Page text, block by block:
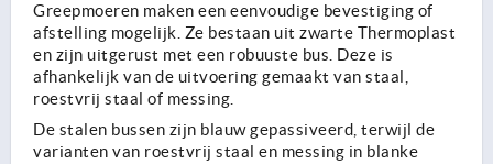
Greepmoeren maken een eenvoudige bevestiging of
afstelling mogelijk. Ze bestaan uit zwarte Thermoplast
en zijn uitgerust met een robuuste bus. Deze is
afhankelijk van de uitvoering gemaakt van staal,
roestvrij staal of messing.
De stalen bussen zijn blauw gepassiveerd, terwijl de
varianten van roestvrij staal en messing in blanke